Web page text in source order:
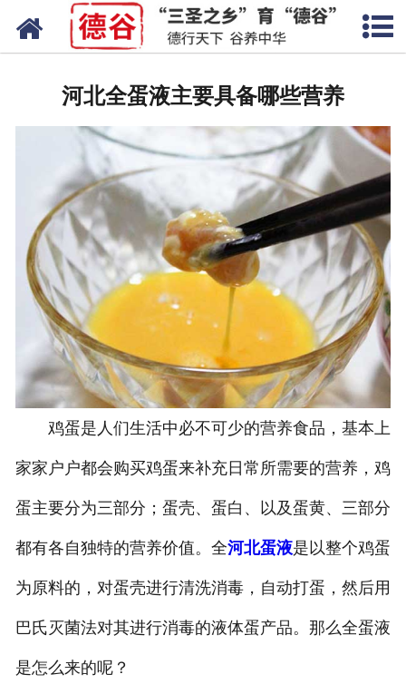
网站首页
卤蛋
产品中心
新闻中心
走进德谷
招商加盟
联系我们
河北全蛋液主要具备哪些营养
鸡蛋是人们生活中必不可少的营养食品，基本上
家家户户都会购买鸡蛋来补充日常所需要的营养，鸡
蛋主要分为三部分；蛋壳、蛋白、以及蛋黄、三部分
都有各自独特的营养价值。全河北蛋液是以整个鸡蛋
为原料的，对蛋壳进行清洗消毒，自动打蛋，然后用
巴氏灭菌法对其进行消毒的液体蛋产品。那么全蛋液
是怎么来的呢？